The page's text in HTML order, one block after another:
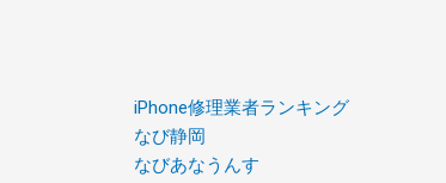
iPhone修理業者ランキング
なび静岡
なびあなうんす